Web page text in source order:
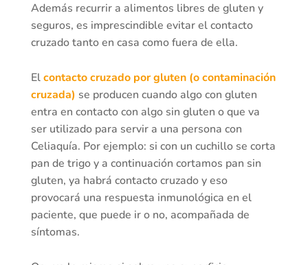
Además recurrir a alimentos libres de gluten y
seguros, es imprescindible evitar el contacto
cruzado tanto en casa como fuera de ella.
Elcontacto cruzado por gluten (o contaminación
cruzada) se producen cuando algo con gluten
entra en contacto con algo sin gluten o que va
ser utilizado para servir a una persona con
Celiaquía. Por ejemplo: si con un cuchillo se corta
pan de trigo y a continuación cortamos pan sin
gluten, ya habrá contacto cruzado y eso
provocará una respuesta inmunológica en el
paciente, que puede ir o no, acompañada de
síntomas.